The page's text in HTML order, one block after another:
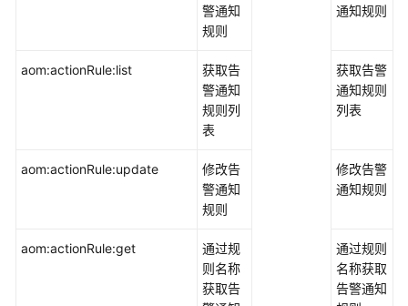
警通知
规则
通知规则
aom:actionRule:list
获取告
警通知
规则列
表
获取告警
通知规则
列表
aom:actionRule:update
修改告
警通知
规则
修改告警
通知规则
aom:actionRule:get
通过规
则名称
获取告
通过规则
名称获取
告警通知